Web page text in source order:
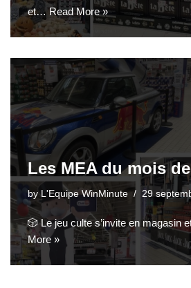
et…Read More »
Les MEA du mois
by L'Equipe WinMinute 29
🎲​ Le jeu culte s’invite en magasin
More »